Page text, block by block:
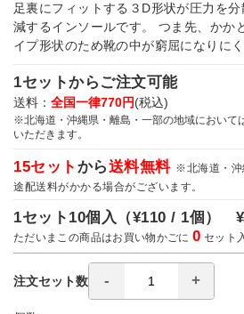
足裏にフィットする３D形状が圧力を
減するインソールです。 つま先、かか
イプ形状のため靴の中が窮屈になりにく
1セットからご注文可能
送料： 全国一律770円(税込)
※北海道・沖縄県・離島・一部の地域において
いただきます。
15セット から送料無料 ※北海道・沖
途配送料がかかる場合がございます。
1セット10個入（¥110 / 1個）
ただいまこの商品はお買い物かごに0 セット
注文セット数